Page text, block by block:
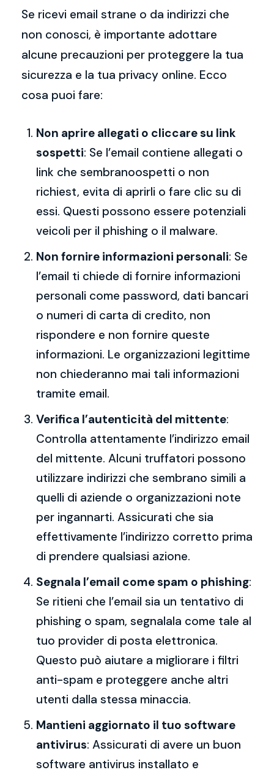
Se ricevi email strane o da indirizzi che
non conosci, è importante adottare
alcune precauzioni per proteggere la tua
sicurezza e la tua privacy online. Ecco
cosa puoi fare:
Non aprire allegati o cliccare su link
sospetti: Se l’email contiene allegati o
link che sembranoospetti o non
richiest, evita di aprirli o fare clic su di
essi. Questi possono essere potenziali
veicoli per il phishing o il malware.
Non fornire informazioni personali: Se
l’email ti chiede di fornire informazioni
personali come password, dati bancari
o numeri di carta di credito, non
rispondere e non fornire queste
informazioni. Le organizzazioni legittime
non chiederanno mai tali informazioni
tramite email.
Verifica l’autenticità del mittente:
Controlla attentamente l’indirizzo email
del mittente. Alcuni truffatori possono
utilizzare indirizzi che sembrano simili a
quelli di aziende o organizzazioni note
per ingannarti. Assicurati che sia
effettivamente l’indirizzo corretto prima
di prendere qualsiasi azione.
Segnala l’email come spam o phishing:
Se ritieni che l’email sia un tentativo di
phishing o spam, segnalala come tale al
tuo provider di posta elettronica.
Questo può aiutare a migliorare i filtri
anti-spam e proteggere anche altri
utenti dalla stessa minaccia.
Mantieni aggiornato il tuo software
antivirus: Assicurati di avere un buon
software antivirus installato e